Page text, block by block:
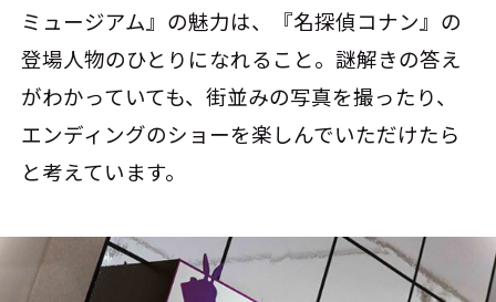
ミュージアム』の魅力は、『名探偵コナン』の
登場人物のひとりになれること。謎解きの答え
がわかっていても、街並みの写真を撮ったり、
エンディングのショーを楽しんでいただけたら
と考えています。